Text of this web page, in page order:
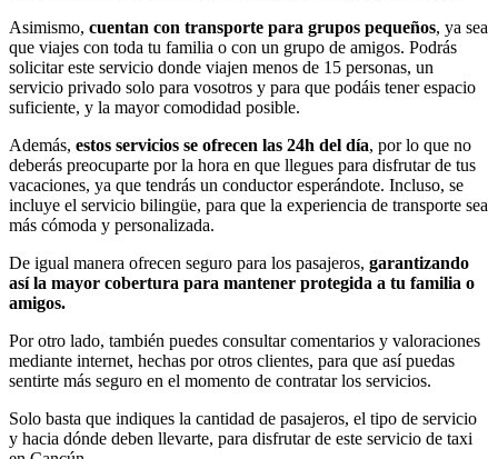
Asimismo, cuentan con transporte para grupos pequeños, ya sea
que viajes con toda tu familia o con un grupo de amigos. Podrás
solicitar este servicio donde viajen menos de 15 personas, un
servicio privado solo para vosotros y para que podáis tener espacio
suficiente, y la mayor comodidad posible.
Además, estos servicios se ofrecen las 24h del día, por lo que no
deberás preocuparte por la hora en que llegues para disfrutar de tus
vacaciones, ya que tendrás un conductor esperándote. Incluso, se
incluye el servicio bilingüe, para que la experiencia de transporte sea
más cómoda y personalizada.
De igual manera ofrecen seguro para los pasajeros, garantizando
así la mayor cobertura para mantener protegida a tu familia o
amigos.
Por otro lado, también puedes consultar comentarios y valoraciones
mediante internet, hechas por otros clientes, para que así puedas
sentirte más seguro en el momento de contratar los servicios.
Solo basta que indiques la cantidad de pasajeros, el tipo de servicio
y hacia dónde deben llevarte, para disfrutar de este servicio de taxi